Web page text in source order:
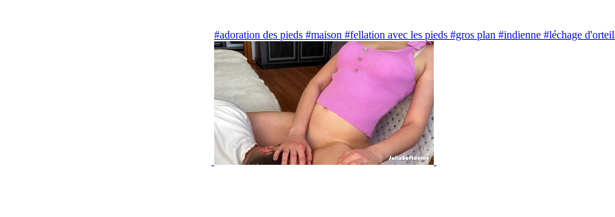
#adoration des pieds #maison #fellation avec les pieds #gros plan #indienne #léchage